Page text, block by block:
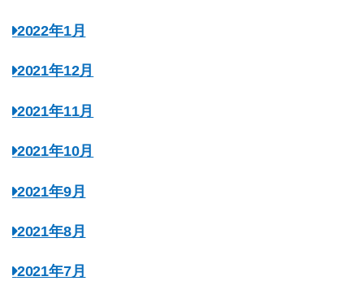
2022年1月
2021年12月
2021年11月
2021年10月
2021年9月
2021年8月
2021年7月